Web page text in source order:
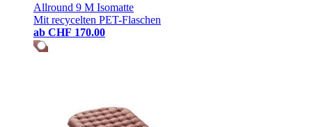
Allround 9 M Isomatte
Mit recycelten PET-Flaschen
ab CHF 170.00